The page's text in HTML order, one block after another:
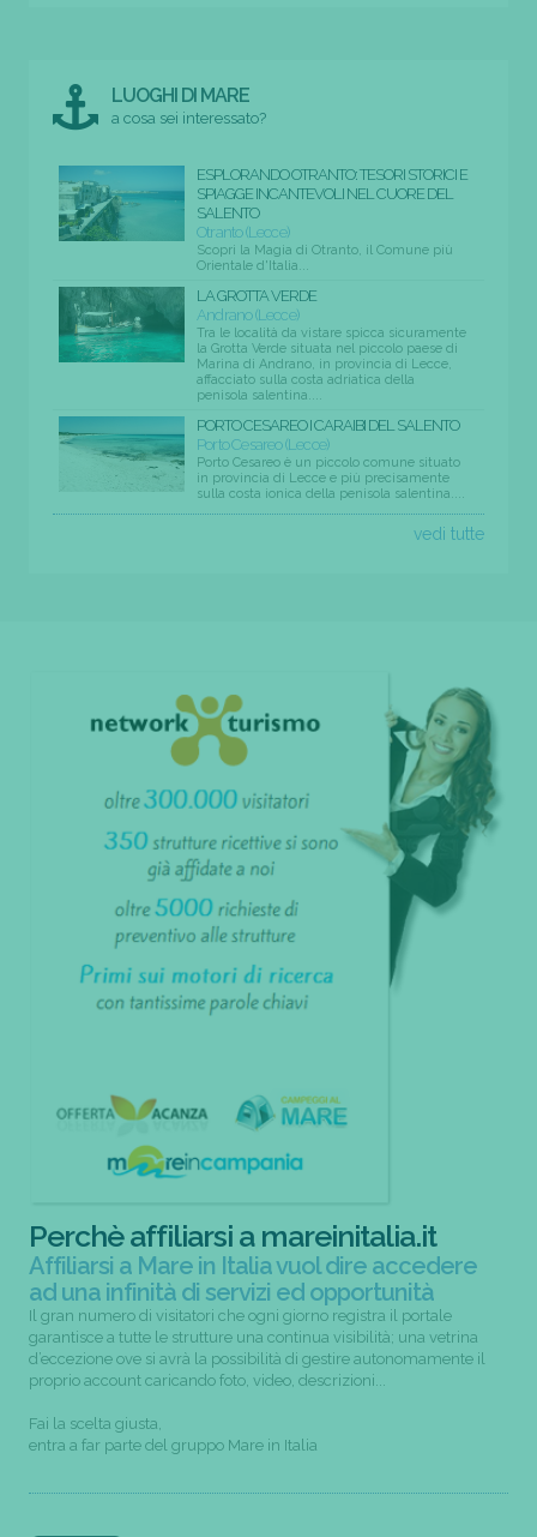
LUOGHI DI MARE
a cosa sei interessato?
ESPLORANDO OTRANTO: TESORI STORICI E
SPIAGGE INCANTEVOLI NEL CUORE DEL
SALENTO
Otranto (Lecce)
Scopri la Magia di Otranto, il Comune più
Orientale d'Italia...
LA GROTTA VERDE
Andrano (Lecce)
Tra le località da vistare spicca sicuramente
la Grotta Verde situata nel piccolo paese di
Marina di Andrano, in provincia di Lecce,
affacciato sulla costa adriatica della
penisola salentina....
PORTO CESAREO I CARAIBI DEL SALENTO
Porto Cesareo (Lecce)
Porto Cesareo è un piccolo comune situato
in provincia di Lecce e più precisamente
sulla costa ionica della penisola salentina....
vedi tutte
Perchè affiliarsi a mareinitalia.it
Affiliarsi a Mare in Italia vuol dire accedere
ad una infinità di servizi ed opportunità
Il gran numero di visitatori che ogni giorno registra il portale
garantisce a tutte le strutture una continua visibilità; una vetrina
d’eccezione ove si avrà la possibilità di gestire autonomamente il
proprio account caricando foto, video, descrizioni...
Fai la scelta giusta,
entra a far parte del gruppo Mare in Italia